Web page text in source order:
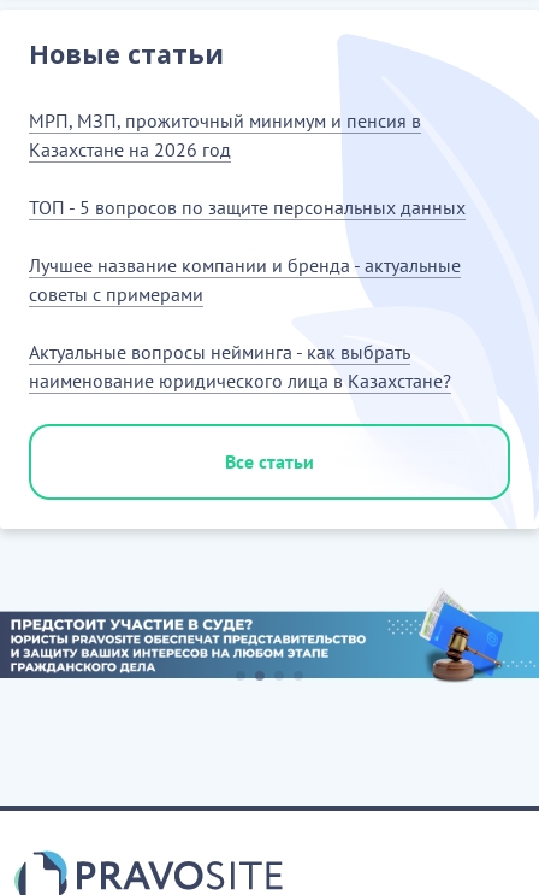
Новые статьи
МРП, МЗП, прожиточный минимум и пенсия в
Казахстане на 2026 год
ТОП - 5 вопросов по защите персональных данных
Лучшее название компании и бренда - актуальные
советы с примерами
Актуальные вопросы нейминга - как выбрать
наименование юридического лица в Казахстане?
Все статьи